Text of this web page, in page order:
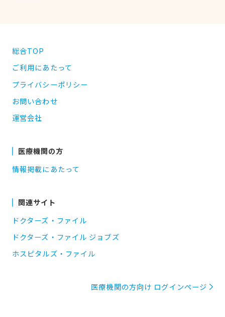
総合TOP
ご利用にあたって
プライバシーポリシー
お問い合わせ
運営会社
医療機関の方
情報掲載にあたって
関連サイト
ドクターズ・ファイル
ドクターズ・ファイル ジョブズ
ホスピタルズ・ファイル
医療機関の方向け ログインページ